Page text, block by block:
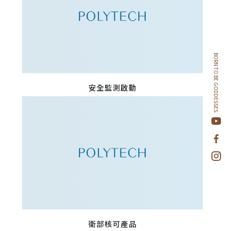
BORN TO BE GODDESSES
安全監測啟動
衛部核可產品